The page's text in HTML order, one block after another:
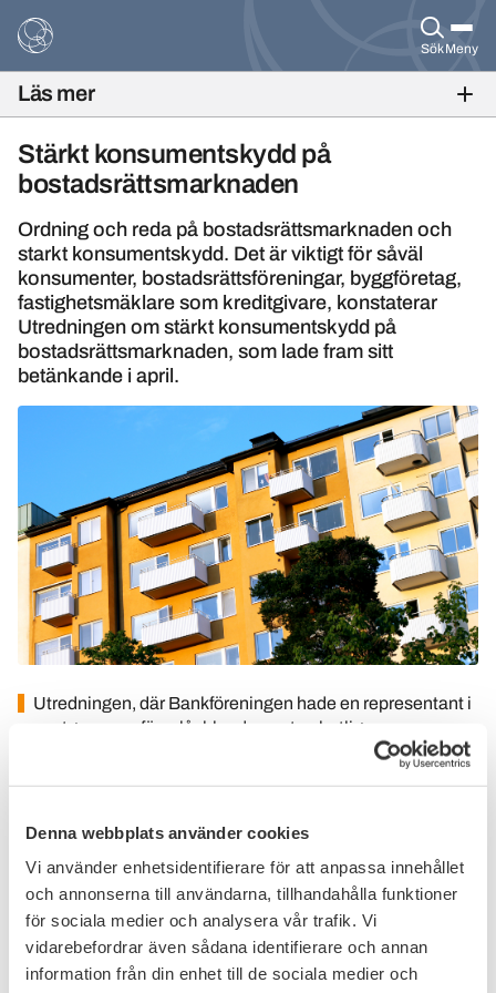
Denna webbplats använder cookies
Vi använder enhetsidentifierare för att anpassa innehållet
och annonserna till användarna, tillhandahålla funktioner
för sociala medier och analysera vår trafik. Vi
vidarebefordrar även sådana identifierare och annan
information från din enhet till de sociala medier och
SökMeny
Stärkt konsumentskydd på
bostadsrättsmarknaden
Ordning och reda på bostadsrättsmarknaden och
starkt konsumentskydd. Det är viktigt för såväl
konsumenter, bostadsrättsföreningar, byggföretag,
fastighetsmäklare som kreditgivare, konstaterar
Utredningen om stärkt konsumentskydd på
bostadsrättsmarknaden, som lade fram sitt
betänkande i april.
Utredningen, där Bankföreningen hade en representant i
expertgruppen, föreslår bland annat enhetliga
avskrivningsmetoder för bostadsrättsföreningar. Med
utan att behöva redovisa en förlust i årsredovisningen, för
byggnader.
Dessutom föreslår utredningen bland annat att:
föreningarna ska ha bättre årsredovisningar med
Läs mer